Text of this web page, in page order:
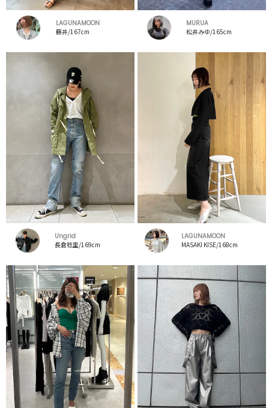
LAGUNAMOON
藤井/167cm
MURUA
松井みゆ/165cm
Ungrid
長倉稔里/169cm
LAGUNAMOON
MASAKI KISE/168cm